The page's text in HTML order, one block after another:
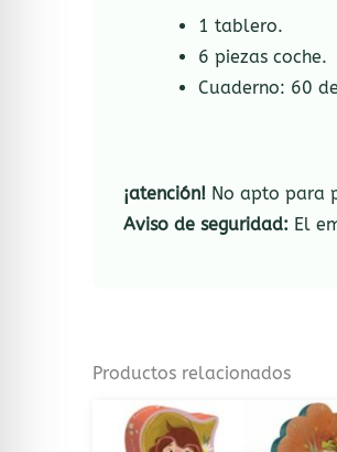
1 tablero.
6 piezas coche.
Cuaderno: 60
¡atención! No apto para
Aviso de seguridad: El
Productos relacionados